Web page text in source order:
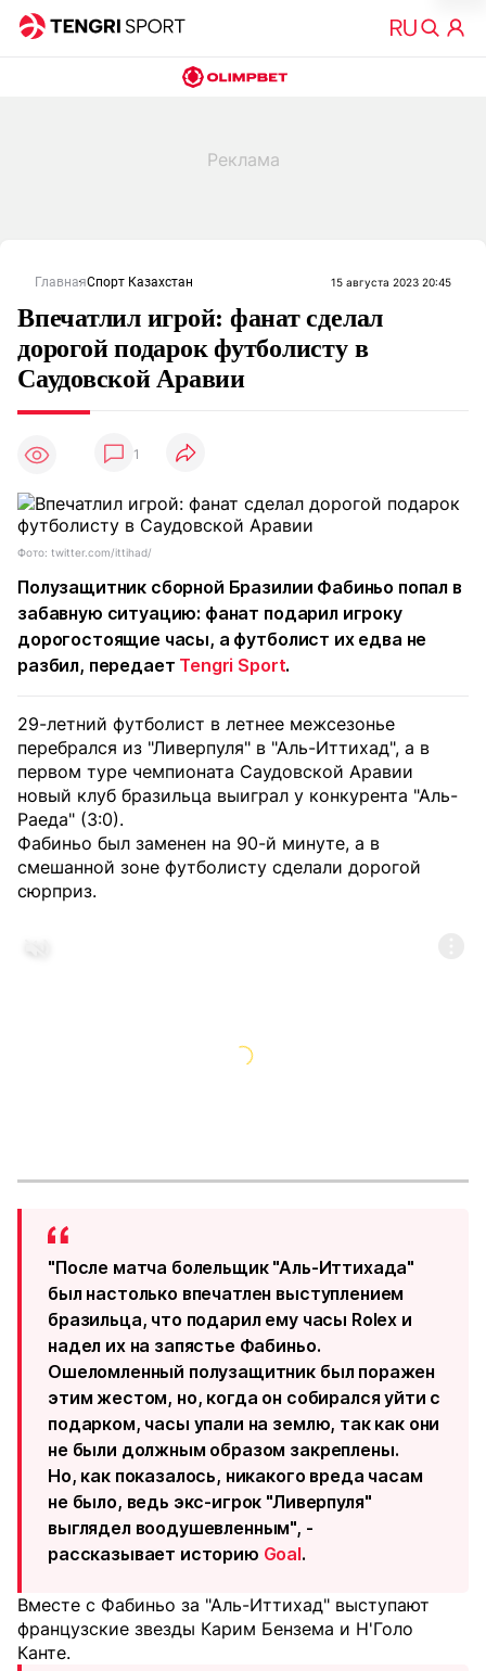
ГлавнаяСпорт Казахстан 15 августа 2023 20:45
Впечатлил игрой: фанат сделал
дорогой подарок футболисту в
Саудовской Аравии
1
Фото: twitter.com/ittihad/
Полузащитник сборной Бразилии Фабиньо попал в
забавную ситуацию: фанат подарил игроку
дорогостоящие часы, а футболист их едва не
разбил, передает Tengri Sport.
29-летний футболист в летнее межсезонье
перебрался из "Ливерпуля" в "Аль-Иттихад", а в
первом туре чемпионата Саудовской Аравии
новый клуб бразильца выиграл у конкурента "Аль-
Раеда" (3:0).
Фабиньо был заменен на 90-й минуте, а в
смешанной зоне футболисту сделали дорогой
сюрприз.
"После матча болельщик "Аль-Иттихада"
был настолько впечатлен выступлением
бразильца, что подарил ему часы Rolex и
надел их на запястье Фабиньо.
Ошеломленный полузащитник был поражен
этим жестом, но, когда он собирался уйти с
подарком, часы упали на землю, так как они
не были должным образом закреплены.
Но, как показалось, никакого вреда часам
не было, ведь экс-игрок "Ливерпуля"
выглядел воодушевленным", -
рассказывает историю Goal.
Вместе с Фабиньо за "Аль-Иттихад" выступают
французские звезды Карим Бензема и Н'Голо
Канте.